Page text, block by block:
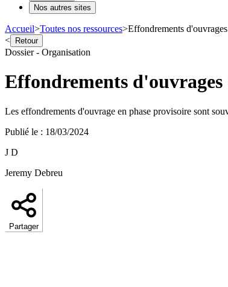
Nos autres sites
Accueil>Toutes nos ressources>Effondrements
< Retour
Dossier - Organisation
Effondrements d'ouvrages
Les effondrements d'ouvrage en phase provisoire sont
Publié le : 18/03/2024
J D
Jeremy Debreu
Partager